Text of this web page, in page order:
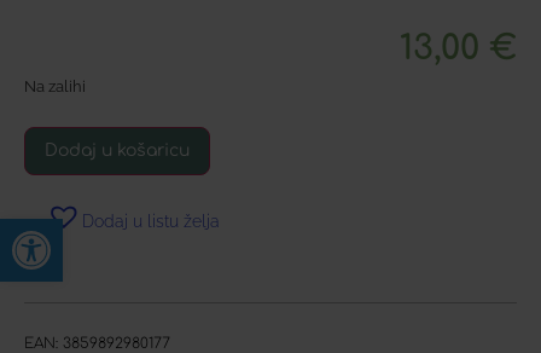
Open toolbar
13,00 €
Na zalihi
Dodaj u košaricu
Dodaj u listu želja
EAN: 3859892980177